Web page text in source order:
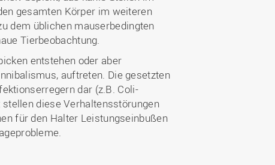
Ausschreibungen zu
Förderungen und Preisen
Forschungsbericht
gesamten Körper im weiteren
dem üblichen mauserbedingten
Tierbeobachtung.
entstehen oder aber
auftreten. Die gesetzten
dar (z.B. Coli-
diese Verhaltensstörungen
für den Halter Leistungseinbußen